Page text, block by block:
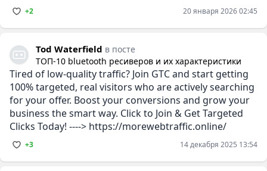
+2 20 января 2026 02:45
Tod Waterfield в посте
ТОП-10 bluetooth ресиверов и их характеристики
Tired of low-quality traffic? Join GTC and start getting
100% targeted, real visitors who are actively searching
for your offer. Boost your conversions and grow your
business the smart way. Click to Join & Get Targeted
Clicks Today! ----> https://morewebtraffic.online/
+3 14 декабря 2025 13:54